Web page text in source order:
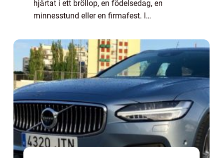
hjärtat i ett bröllop, en födelsedag, en
minnesstund eller en firmafest. I
överallt, och många söker en matupplevelse
som speg...